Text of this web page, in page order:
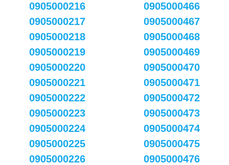
0905000216
0905000217
0905000218
0905000219
0905000220
0905000221
0905000222
0905000223
0905000224
0905000225
0905000226
0905000466
0905000467
0905000468
0905000469
0905000470
0905000471
0905000472
0905000473
0905000474
0905000475
0905000476